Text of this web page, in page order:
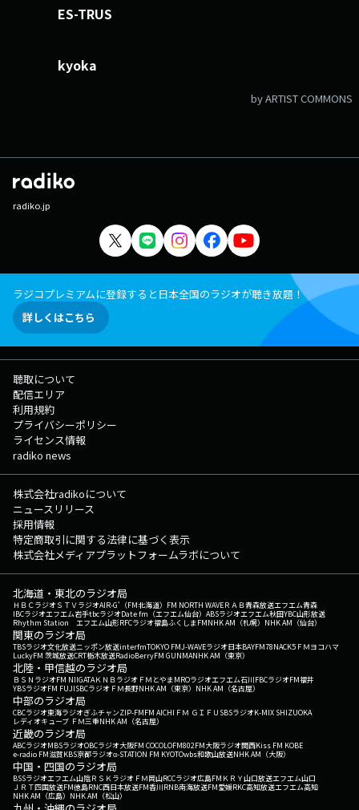
ES-TRUS
kyoka
by ARTIST COMMONS
radiko.jp
ラジコプレミアムに登録すると日本全国のラジオが聴き放題！
詳しくはこちら
聴取について
配信エリア
利用規約
プライバシーポリシー
ライセンス情報
radiko news
株式会社radikoについて
ニュースリリース
採用情報
特定商取引に関する法律に基づく表示
株式会社メディアプラットフォームラボについて
北海道・東北のラジオ局
ＨＢＣラジオＳＴＶラジオAIR-G'（FM北海道） FM NORTH WAVEＲＡＢ青森放送エフエム青森
IBCラジオエフエム岩手tbcラジオDate fm（エフエム仙台） ABSラジオエフエム秋田YBC山形放送
Rhythm Station エフエム山形RFCラジオ福島ふくしまFMNHK AM（札幌） NHK AM（仙台）
関東のラジオ局
TBSラジオ文化放送ニッポン放送interfmTOKYO FMJ-WAVEラジオ日本BAYFM78NACK5 ＦＭヨコハマ
LuckyFM 茨城放送CRT栃木放送RadioBerryFM GUNMANHK AM（東京）
北陸・甲信越のラジオ局
ＢＳＮラジオFM NIIGATAＫＮＢラジオ ＦＭとやまMROラジオエフエム石川FBCラジオFM福井
YBSラジオFM FUJISBCラジオ ＦＭ長野NHK AM（東京） NHK AM（名古屋）
中部のラジオ局
CBCラジオ東海ラジオぎふチャンZIP-FMFM AICHI ＦＭ ＧＩＦＵ SBSラジオK-MIX SHIZUOKA
レディオキューブ ＦＭ三重NHK AM（名古屋）
近畿のラジオ局
ABCラジオMBSラジオOBCラジオ大阪FM COCOLOFM802FM大阪ラジオ関西Kiss FM KOBE
e-radio FM滋賀KBS京都ラジオα-STATION FM KYOTOwbs和歌山放送NHK AM（大阪）
中国・四国のラジオ局
BSSラジオエフエム山陰ＲＳＫラジオ ＦＭ岡山RCCラジオ広島FM ＫＲＹ山口放送エフエム山口
ＪＲＴ四国放送FM徳島RNC西日本放送FM香川RNB南海放送FM愛媛RKC高知放送エフエム高知
NHK AM（広島） NHK AM（松山）